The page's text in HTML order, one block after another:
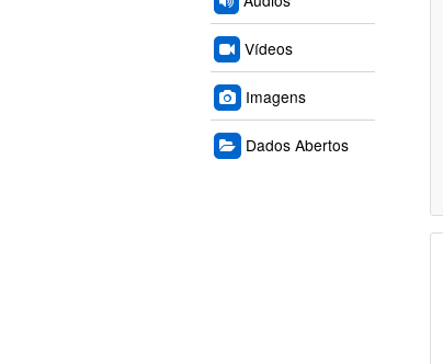
Vídeos
Imagens
Dados Abertos